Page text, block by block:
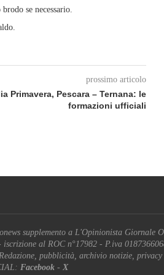
se necessario.
prossimo articolo
Primavera, Pescara – Ternana: le
formazioni ufficiali
supplemento a L'Opinionista Giornale
al ROC n°17982 - P.iva
pubblicità, archivio notizie, privacy
Facebook- X